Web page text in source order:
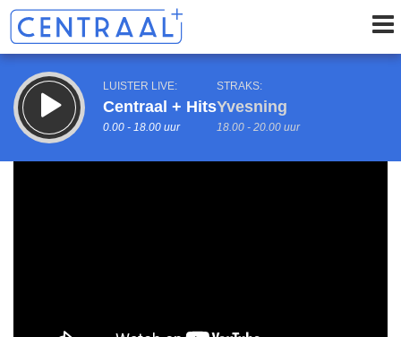
LUISTER LIVE:
Centraal + Hits
0.00 - 18.00 uur
STRAKS:
Yvesning
18.00 - 20.00 uur